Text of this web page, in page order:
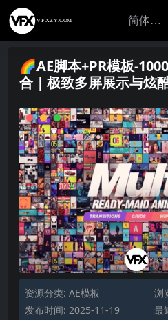
🌈AE脚本+PR模板-
合｜极致多屏展示与炫
资源分类: AE模板
浏
发布时间: 2025-11-19
最